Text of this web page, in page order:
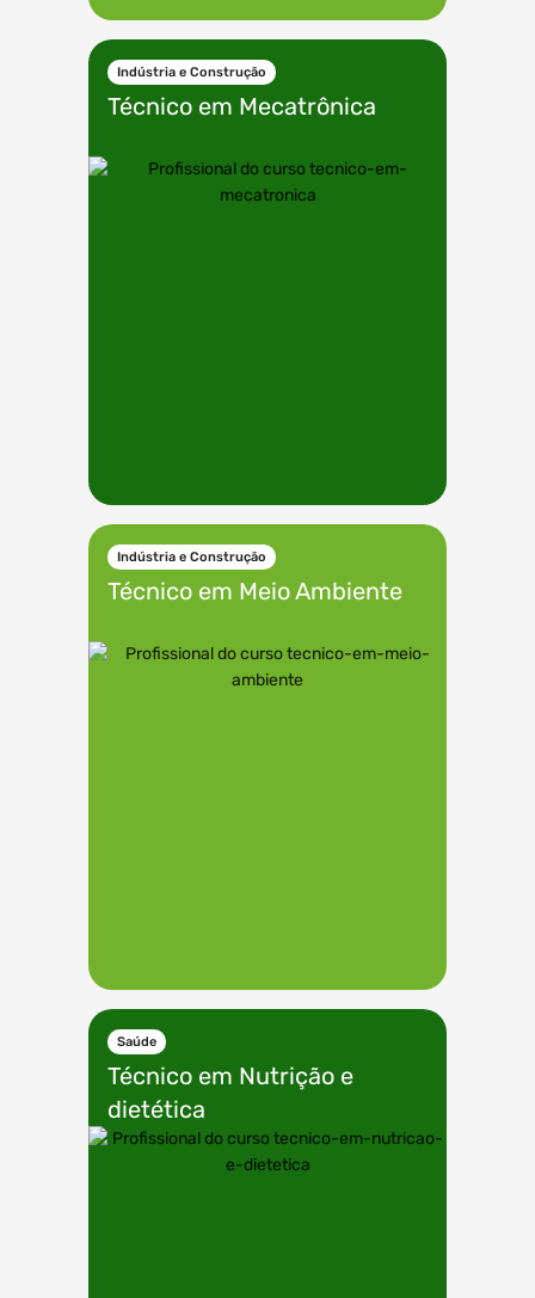
Indústria e Construção
Técnico em Mecatrônica
Indústria e Construção
Técnico em Meio Ambiente
Saúde
Técnico em Nutrição e
dietética